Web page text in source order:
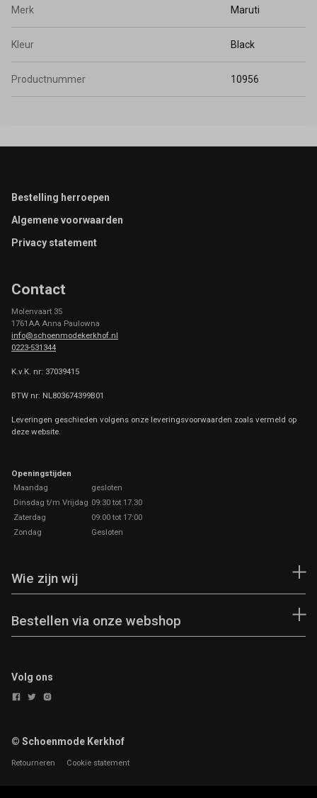
Merk Maruti
Kleur Black
Productnummer 10956
Footer
Bestelling herroepen
Algemene voorwaarden
Privacy statement
Contact
Molenvaart 35
1761AA Anna Paulowna
info@schoenmodekerkhof.nl
0223-531344
K.v.K. nr: 37039415
BTW nr: NL803674399B01
Leveringen geschieden volgens onze leveringsvoorwaarden zoals vermeld op
deze website.
Openingstijden
Maandag
gesloten
Dinsdag t/m Vrijdag 09:30 tot 17.30
Zaterdag
09:00 tot 17:00
Zondag
Gesloten
Wie zijn wij
Bestellen via onze webshop
Volg ons
© Schoenmode Kerkhof
Retourneren Cookie statement